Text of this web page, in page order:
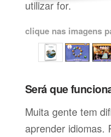
utilizar for.
clique nas imagens
Será que
Muita gente tem
aprender idiomas.